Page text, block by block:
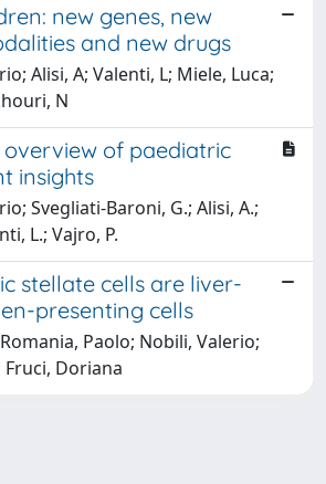
new genes, new
and new drugs
Alisi, A; Valenti, L; Miele, Luca;
N
of paediatric
insights
Svegliati-Baroni, G.; Alisi, A.;
L.; Vajro, P.
stellate cells are liver-
presenting cells
Paolo; Nobili, Valerio;
Fruci, Doriana